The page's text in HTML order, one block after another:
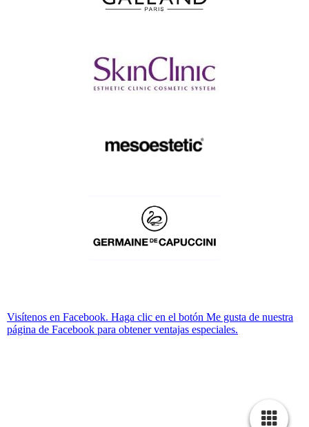
Visítenos en Facebook. Haga clic en el botón Me gusta de nuestra
página de Facebook para obtener ventajas especiales.